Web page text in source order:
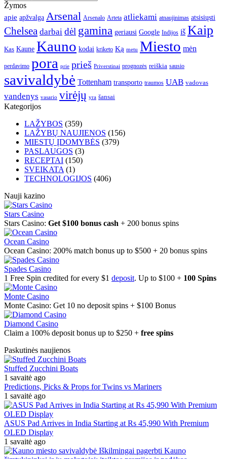
Žymos
apie apžvalga Arsenal Arsenalo Arteta atliekami atnaujinimas atsisiųsti
Chelsea darbai dėl gamina geriausi Google Indijos iš Kaip
Kas Kaune Kauno kodai kriketo Ką metu Miesto mėn
perdavimo pora prie prieš Priverstinai prognozės reiškia sausio
savivaldybė Tottenham transporto traumos UAB vadovas
vandenys vasario virėjų yra šansai
Kategorijos
LAŽYBOS (359)
LAŽYBŲ NAUJIENOS (156)
MIESTŲ ĮDOMYBĖS (379)
PASLAUGOS (3)
RECEPTAI (150)
SVEIKATA (1)
TECHNOLOGIJOS (406)
Nauji kazino
Stars Casino
Stars Casino: Get $100 bonus cash + 200 bonus spins
Ocean Casino
Ocean Casino: 200% match bonus up to $500 + 20 bonus spins
Spades Casino
1 Free Spin credited for every $1 deposit. Up to $100 + 100 Spins
Monte Casino
Monte Casino: Get 10 no deposit spins + $100 Bonus
Diamond Casino
Claim a 100% deposit bonus up to $250 + free spins
Paskutinės naujienos
Stuffed Zucchini Boats
1 savaitė ago
Predictions, Picks & Props for Twins vs Mariners
1 savaitė ago
ASUS Pad Arrives in India Starting at Rs 45,990 With Premium
OLED Display
1 savaitė ago